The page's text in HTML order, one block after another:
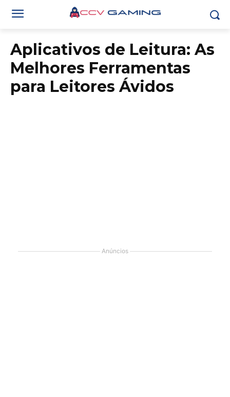
Aplicativos de Leitura: As
Melhores Ferramentas
para Leitores Ávidos
Anúncios